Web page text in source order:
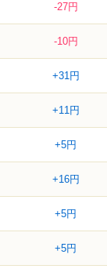
-27円
-10円
+31円
+11円
+5円
+16円
+5円
+5円